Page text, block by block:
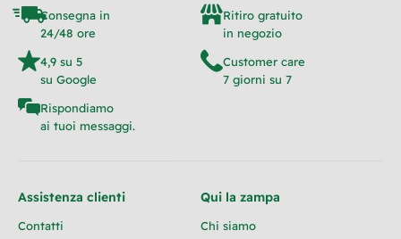
Consegna in
24/48 ore
Ritiro gratuito
in negozio
4,9 su 5
su Google
Customer care
7 giorni su 7
Rispondiamo
ai tuoi messaggi.
Assistenza clienti
Contatti
Qui la zampa
Chi siamo